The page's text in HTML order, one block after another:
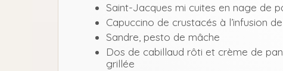
Saint-Jacques mi cuites en nage de
Capuccino de crustacés à l’infusion
Sandre, pesto de mâche
Dos de cabillaud rôti et crème de
grillée